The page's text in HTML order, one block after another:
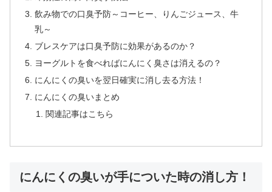
飲み物での口臭予防～コーヒー、りんごジュース、牛
乳～
ブレスケアは口臭予防に効果があるのか？
ヨーグルトを食べればにんにく臭さは消えるの？
にんにくの臭いを翌日確実に消し去る方法！
にんにくの臭いまとめ
関連記事はこちら
にんにくの臭いが手についた時の消し方！